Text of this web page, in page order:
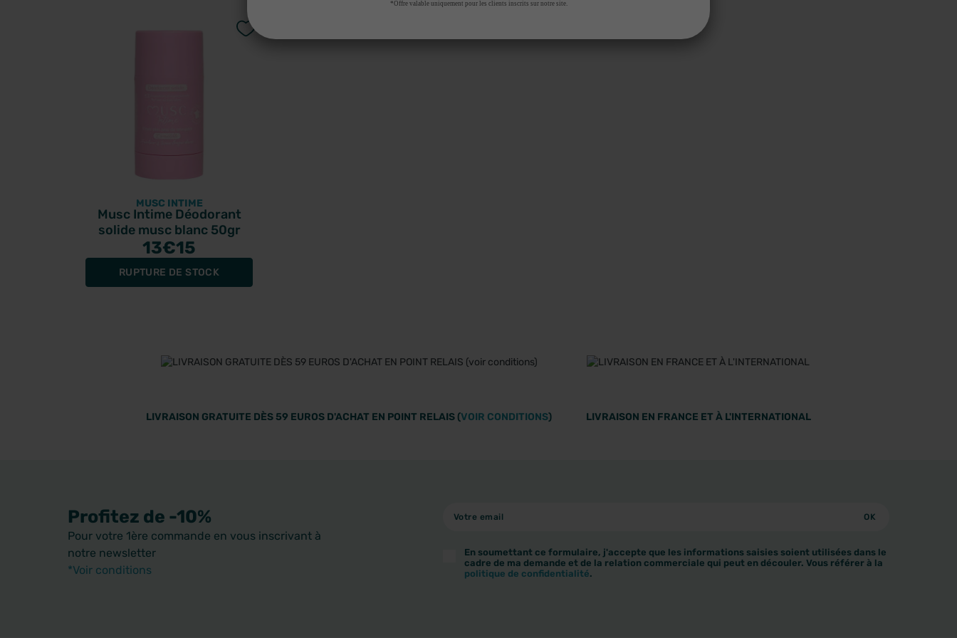
MUSC INTIME
Musc Intime Déodorant
solide musc blanc 50gr
13€15
RUPTURE DE STOCK
LIVRAISON GRATUITE DÈS 59 EUROS D'ACHAT EN POINT RELAIS (VOIR CONDITIONS) LIVRAISON EN FRANCE ET À L'INTERNATIONAL
Profitez de -10%
Pour votre 1ère commande en vous inscrivant à
notre newsletter
*Voir conditions
En soumettant ce formulaire, j'accepte que les informations saisies soient utilisées dans le
cadre de ma demande et de la relation commerciale qui peut en découler. Vous référer à la
politique de confidentialité.
*Offre valable uniquement pour les clients inscrits sur notre site.